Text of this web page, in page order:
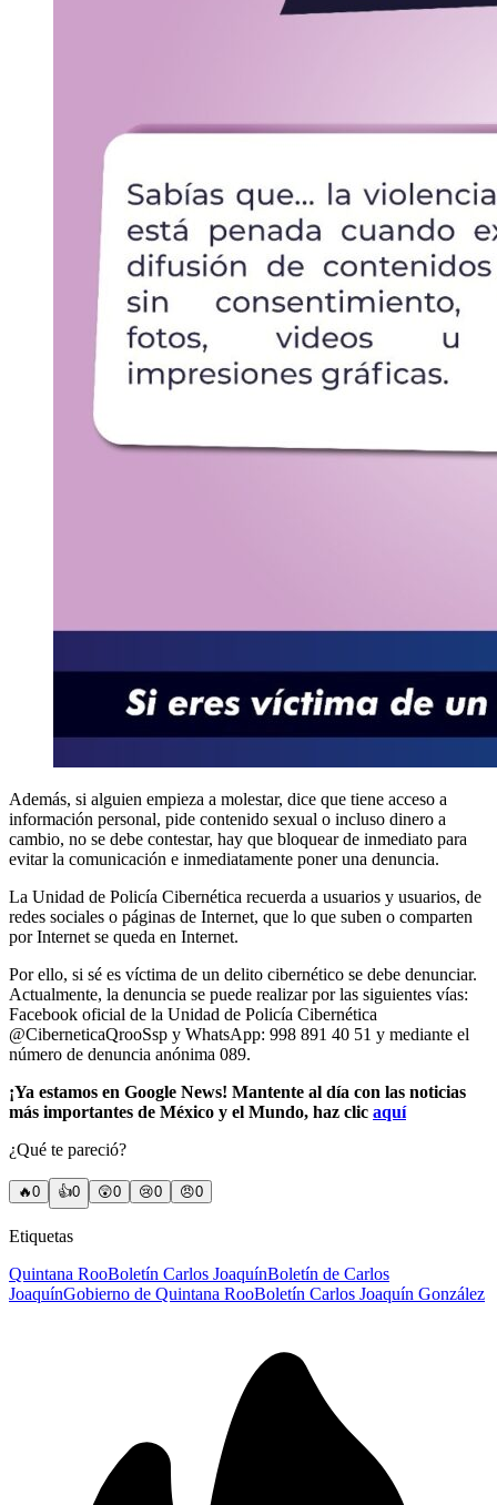
Además, si alguien empieza a molestar, dice que tiene acceso a
información personal, pide contenido sexual o incluso dinero a
cambio, no se debe contestar, hay que bloquear de inmediato para
evitar la comunicación e inmediatamente poner una denuncia.
La Unidad de Policía Cibernética recuerda a usuarios y usuarios, de
redes sociales o páginas de Internet, que lo que suben o comparten
por Internet se queda en Internet.
Por ello, si sé es víctima de un delito cibernético se debe denunciar.
Actualmente, la denuncia se puede realizar por las siguientes vías:
Facebook oficial de la Unidad de Policía Cibernética
@CiberneticaQrooSsp y WhatsApp: 998 891 40 51 y mediante el
número de denuncia anónima 089.
¡Ya estamos en Google News! Mantente al día con las noticias
más importantes de México y el Mundo, haz clic aquí
¿Qué te pareció?
🔥0 👍0 😲0 😢0 😠0
Etiquetas
Quintana RooBoletín Carlos JoaquínBoletín de Carlos
JoaquínGobierno de Quintana RooBoletín Carlos Joaquín González